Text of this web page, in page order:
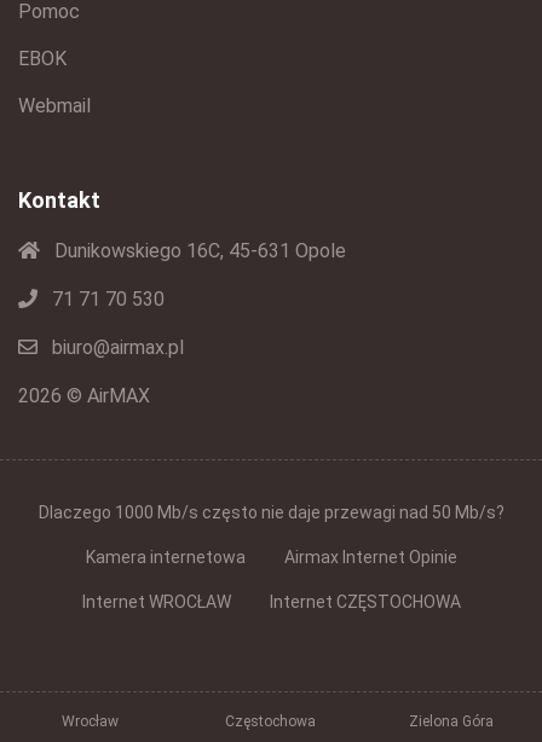
Pomoc
EBOK
Webmail
Kontakt
Dunikowskiego 16C, 45-631 Opole
71 71 70 530
biuro@airmax.pl
2026 © AirMAX
Dlaczego 1000 Mb/s często nie daje przewagi nad 50 Mb/s?
Kamera internetowa Airmax Internet Opinie
Internet WROCŁAW Internet CZĘSTOCHOWA
Wrocław Częstochowa Zielona Góra